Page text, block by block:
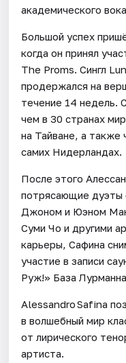
академического
Большой успех
когда он принял
The Proms. Сингл
продержался на
течение 14 недель.
чем в 30 странах
на Тайване, а
самих Нидерландах.
После этого
потрясающие дуэты
Джоном и Юэном
Суми Чо и другими
карьеры, Сафина
участие в записи
Руж!» База
Alessandro Safina
в волшебный мир
от лирического
артиста.